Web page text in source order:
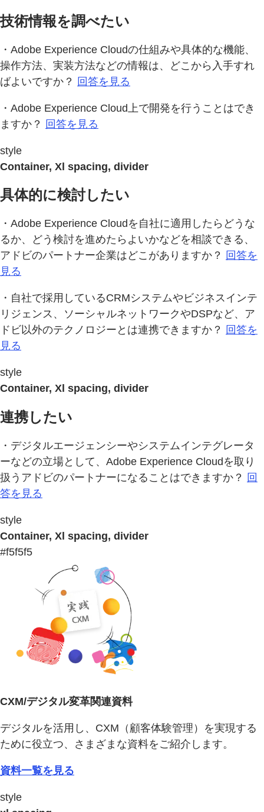
技術情報を調べたい
・Adobe Experience Cloudの仕組みや具体的な機能、
操作方法、実装方法などの情報は、どこから入手すれ
ばよいですか？
回答を見る
・Adobe Experience Cloud上で開発を行うことはでき
ますか？
回答を見る
style
Container, Xl spacing, divider
具体的に検討したい
・Adobe Experience Cloudを自社に適用したらどうな
るか、どう検討を進めたらよいかなどを相談できる、
アドビのパートナー企業はどこがありますか？
回答を
見る
・自社で採用しているCRMシステムやビジネスインテ
リジェンス、ソーシャルネットワークやDSPなど、ア
ドビ以外のテクノロジーとは連携できますか？
回答を
見る
style
Container, Xl spacing, divider
連携したい
・デジタルエージェンシーやシステムインテグレータ
ーなどの立場として、Adobe Experience Cloudを取り
扱うアドビのパートナーになることはできますか？
回
答を見る
style
Container, Xl spacing, divider
#f5f5f5
CXM/デジタル変革関連資料
デジタルを活用し、CXM（顧客体験管理）を実現する
ために役立つ、さまざまな資料をご紹介します。
資料一覧を見る
style